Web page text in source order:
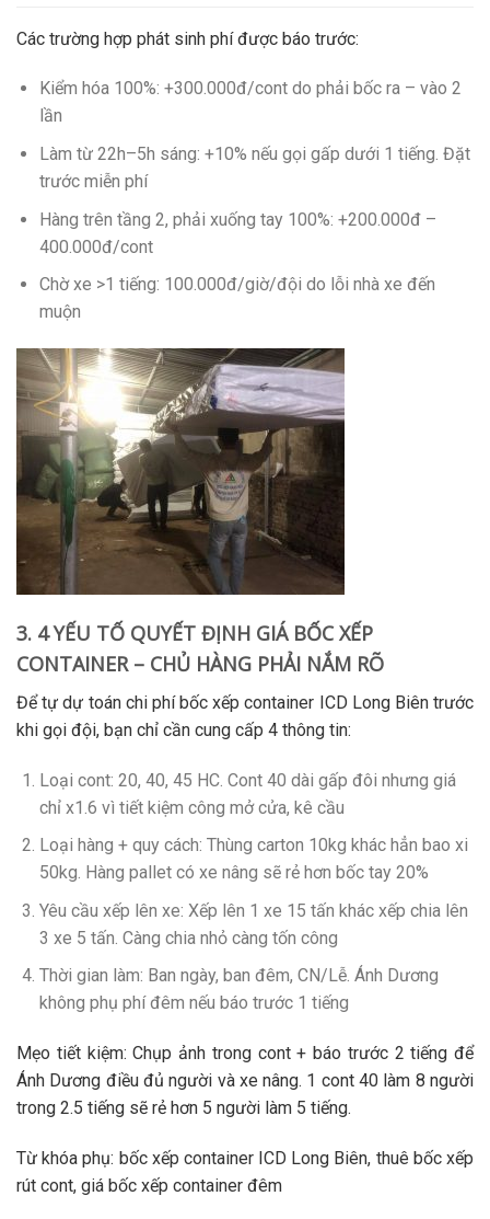
Các trường hợp phát sinh phí được báo trước:
Kiểm hóa 100%: +300.000đ/cont do phải bốc ra – vào 2
lần
Làm từ 22h–5h sáng: +10% nếu gọi gấp dưới 1 tiếng. Đặt
trước miễn phí
Hàng trên tầng 2, phải xuống tay 100%: +200.000đ –
400.000đ/cont
Chờ xe >1 tiếng: 100.000đ/giờ/đội do lỗi nhà xe đến
muộn
3. 4 YẾU TỐ QUYẾT ĐỊNH GIÁ BỐC XẾP
CONTAINER – CHỦ HÀNG PHẢI NẮM RÕ
Để tự dự toán chi phí bốc xếp container ICD Long Biêntrước
khi gọi đội, bạn chỉ cần cung cấp 4 thông tin:
Loại cont: 20, 40, 45 HC. Cont 40 dài gấp đôi nhưng giá
chỉ x1.6 vì tiết kiệm công mở cửa, kê cầu
Loại hàng + quy cách: Thùng carton 10kg khác hẳn bao xi
50kg. Hàng pallet có xe nâng sẽ rẻ hơn bốc tay 20%
Yêu cầu xếp lên xe: Xếp lên 1 xe 15 tấn khác xếp chia lên
3 xe 5 tấn. Càng chia nhỏ càng tốn công
Thời gian làm: Ban ngày, ban đêm, CN/Lễ. Ánh Dương
không phụ phí đêm nếu báo trước 1 tiếng
Mẹo tiết kiệm: Chụp ảnh trong cont + báo trước 2 tiếng để
Ánh Dương điều đủ người và xe nâng. 1 cont 40 làm 8 người
trong 2.5 tiếng sẽ rẻ hơn 5 người làm 5 tiếng.
Từ khóa phụ: bốc xếp container ICD Long Biên, thuê bốc xếp
rút cont, giá bốc xếp container đêm